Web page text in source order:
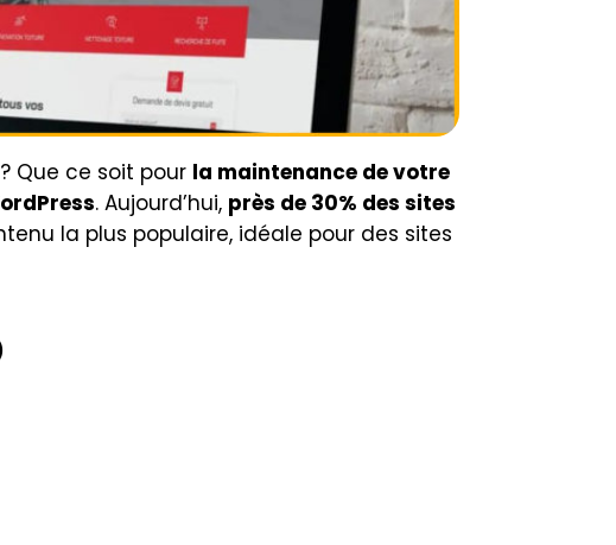
Que ce soit pour la maintenance de votre
. Aujourd’hui, près de 30% des sites
la plus populaire, idéale pour des sites